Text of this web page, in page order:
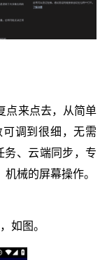
点来点去，从简单
调到很细，无需
务、云端同步，专
械的屏幕操作。
如图。